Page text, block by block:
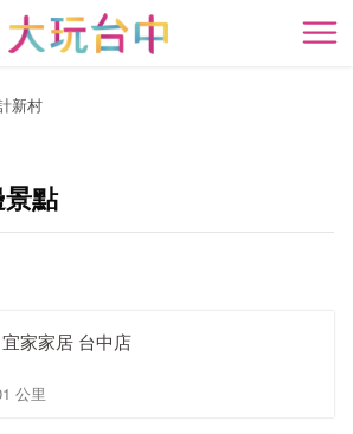
開
新村
點
家家居 台中店
公里